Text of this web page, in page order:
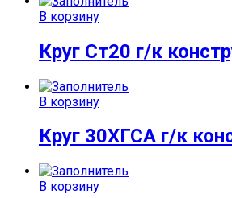
В корзину
Круг Ст20 г/к
В корзину
Круг 30ХГСА г/к
В корзину